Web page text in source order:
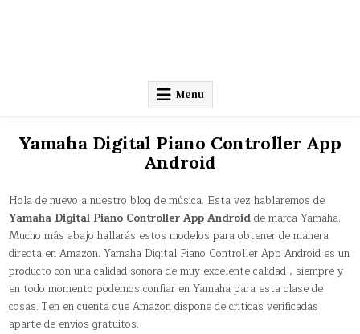
Menu
Yamaha Digital Piano Controller App
Android
Hola de nuevo a nuestro blog de música. Esta vez hablaremos de
Yamaha Digital Piano Controller App Androidde marca Yamaha.
Mucho más abajo hallarás estos modelos para obtener de manera
directa en Amazon. Yamaha Digital Piano Controller App Android es un
producto con una calidad sonora de muy excelente calidad , siempre y
en todo momento podemos confiar en Yamaha para esta clase de
cosas. Ten en cuenta que Amazon dispone de críticas verificadas
aparte de envíos gratuitos.